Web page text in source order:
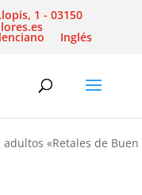
1 - 03150
Inglés
«Retales de Buen